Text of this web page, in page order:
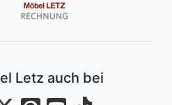
Letz auch bei